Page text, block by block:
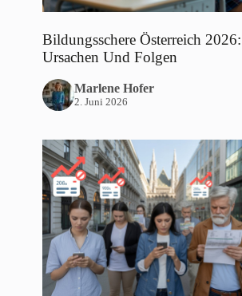
Bildungsschere Österreich 2026:
Ursachen Und Folgen
Marlene Hofer
2. Juni 2026